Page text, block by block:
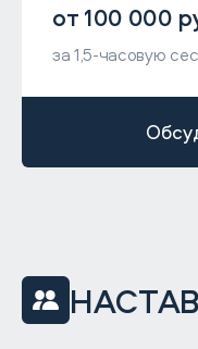
от 100 000
за 1,5-часовую